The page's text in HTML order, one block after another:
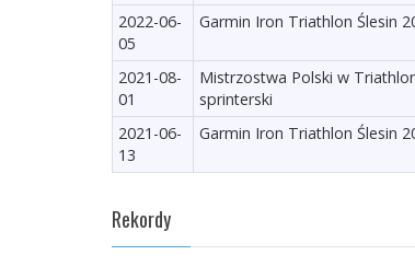
2022-06-
05
Garmin Iron Triathlon Ślesin
2021-08-
01
Mistrzostwa Polski w
sprinterski
2021-06-
13
Garmin Iron Triathlon Ślesin
Rekordy